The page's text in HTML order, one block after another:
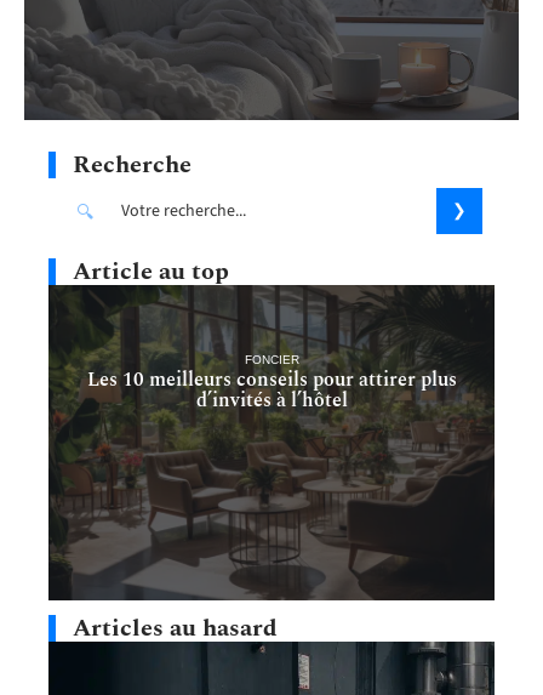
Recherche
Article au top
FONCIER
Les 10 meilleurs conseils pour attirer plus
d’invités à l’hôtel
Articles au hasard